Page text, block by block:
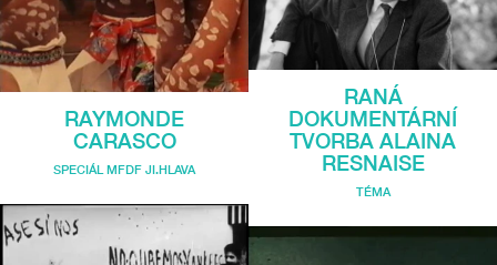
RAYMONDE
CARASCO
SPECIÁL MFDF JI.HLAVA
RANÁ
DOKUMENTÁRNÍ
TVORBA ALAINA
RESNAISE
TÉMA